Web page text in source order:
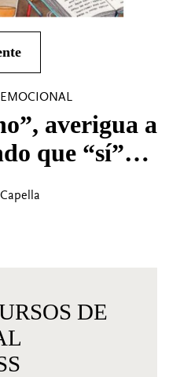
averigua a
que “sí”…
DE